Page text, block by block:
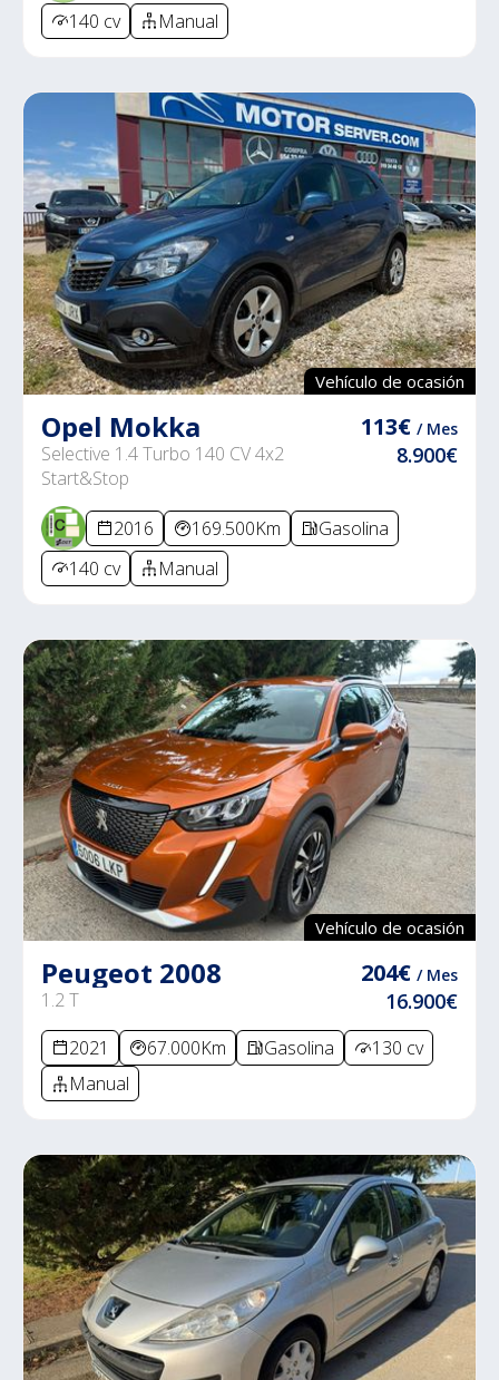
140 cv Manual
Vehículo de ocasión
Opel Mokka
Selective 1.4 Turbo 140 CV 4x2
Start&Stop
113€ / Mes
8.900€
2016 169.500Km
Gasolina
140 cv
Manual
Vehículo de ocasión
Peugeot 2008
1.2 T
204€ / Mes
16.900€
2021 67.000Km Gasolina
130 cv
Manual